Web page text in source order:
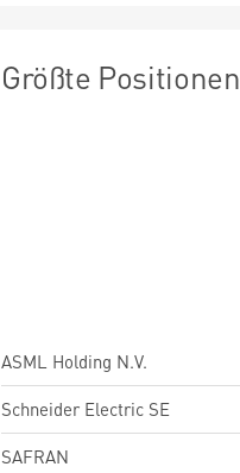
Größte Positionen
ASML Holding N.V.
Schneider Electric SE
SAFRAN